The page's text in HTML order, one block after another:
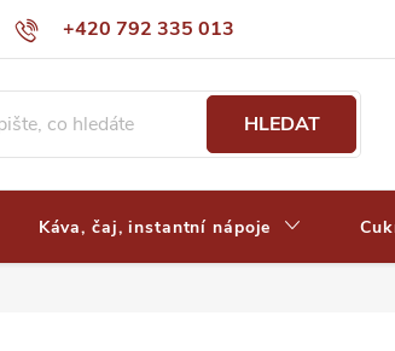
+420 792 335 013
místa a ceny dopravy Často kladené otázky
HLEDAT
Káva, čaj, instantní nápoje